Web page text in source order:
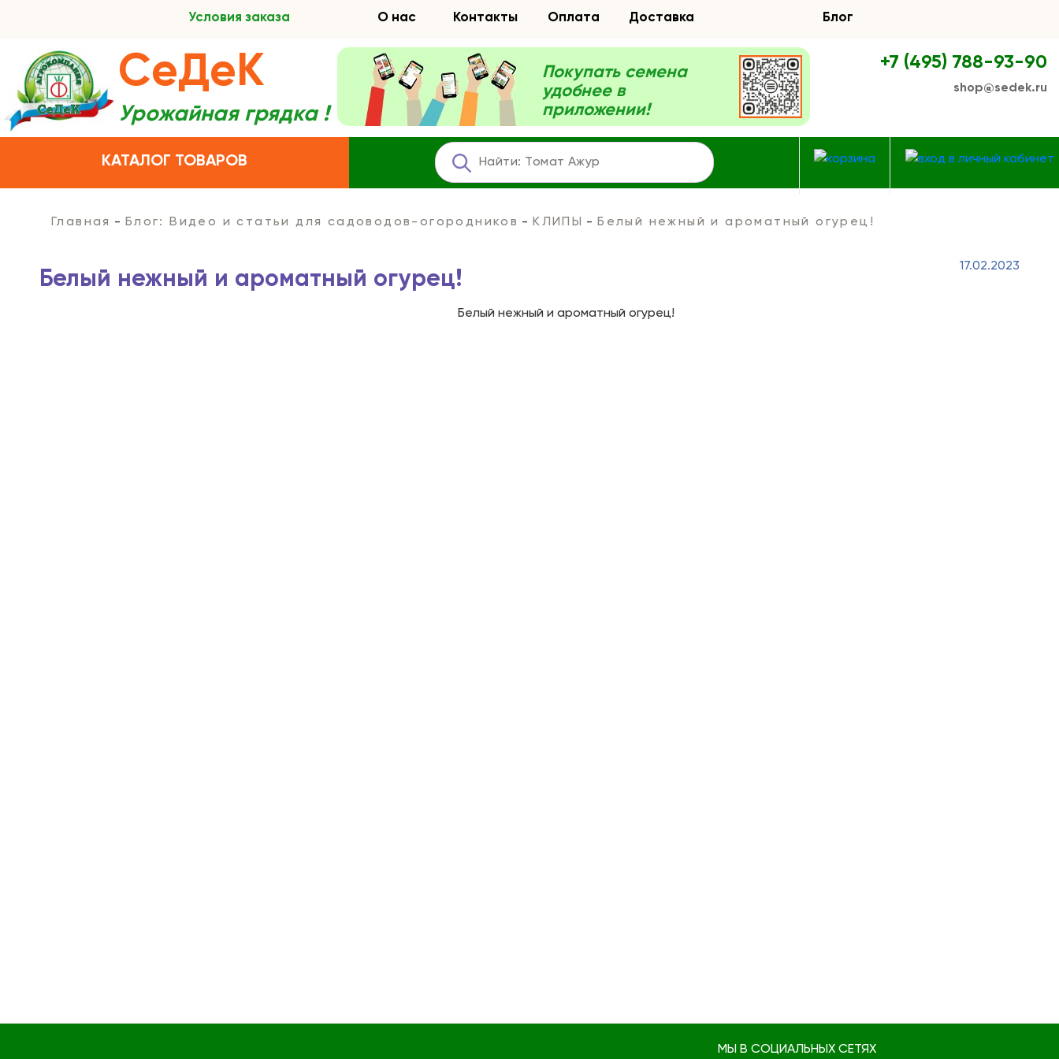
Условия заказа О нас Контакты Оплата Доставка Блог
КАТАЛОГ ТОВАРОВ
СеДеК
Урожайная грядка !
Покупать семена
удобнее в
приложении!
+7 (495) 788-93-90
shop@sedek.ru
Главная Блог: Видео и статьи для садоводов-огородников КЛИПЫ Белый нежный и ароматный огурец!
Белый нежный и ароматный огурец!
17.02.2023
Белый нежный и ароматный огурец!
МЫ В СОЦИАЛЬНЫХ СЕТЯХ